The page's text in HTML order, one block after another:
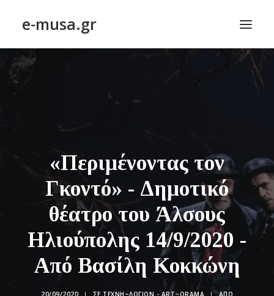
e-musa.gr
ΑΠΟΔΕΛΤΙΩΣΗ
ΣΥΝΤΑΚΤΙΚΗ ΟΜΑΔΑ
ΕΠΙΚΟΙΝΩΝΙΑ
ΑΝΑΖΉΤΗΣΗ
«Περιμένοντας τον
Γκοντό» - Δημοτικό
θέατρο του Άλσους
Ηλιούπολης 14/9/2020 -
Από Βασίλη Κοκκώνη
20/09/2020 | ΣΕ ΤΕΧΝΗ~ΛΌΓΙΟΝ - ART~ORAMA |
ΑΠΌ